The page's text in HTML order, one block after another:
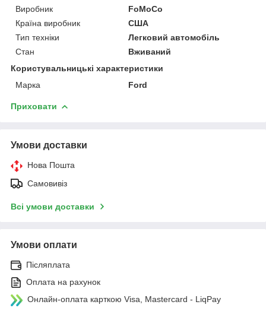
Виробник
FoMoCo
Країна виробник
США
Тип техніки
Легковий автомобіль
Стан
Вживаний
Користувальницькі характеристики
Марка
Ford
Приховати
Умови доставки
Нова Пошта
Самовивіз
Всі умови доставки
Умови оплати
Післяплата
Оплата на рахунок
Онлайн-оплата карткою Visa, Mastercard - LiqPay